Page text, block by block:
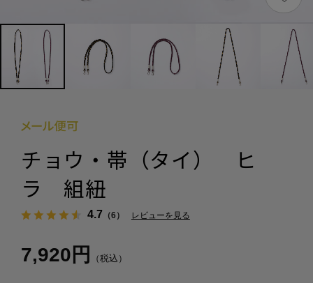
チョウ・帯（タイ） ヒ
ラ 組紐
4.7 （6） レビューを見る
7,920円 （税込）